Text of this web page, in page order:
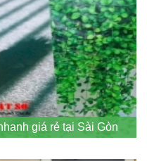
giá rẻ tại Sài Gòn